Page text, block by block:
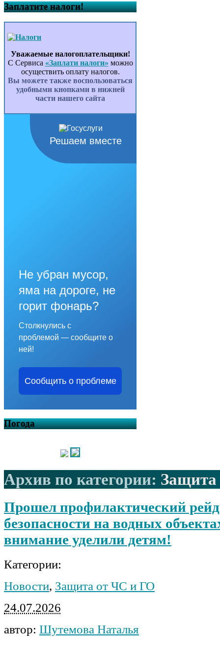
Заплатите налоги!
Уважаемые налогоплательщики!
С Сервиса «Заплати налоги» можно
осуществить оплату налогов.
Вы можете также воспользоваться
удобными кнопками в нижней
части нашего сайта
Решаем вместе
Не убран мусор,
яма на дороге, не
горит фонарь?
Столкнулись с
проблемой — сообщите о
ней!
Сообщить о проблеме
Погода
Архив по категории:
Прошел профилактический
безопасности на водных
внимание уделили детям!
Категории:
Новости, Защита от ЧС и ГО
24.07.2026
автор: Шутемова Наталья